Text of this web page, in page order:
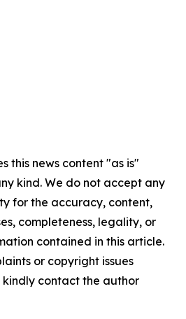
this news content "as is"
kind. We do not accept any
for the accuracy, content,
completeness, legality, or
contained in this article.
or copyright issues
contact the author